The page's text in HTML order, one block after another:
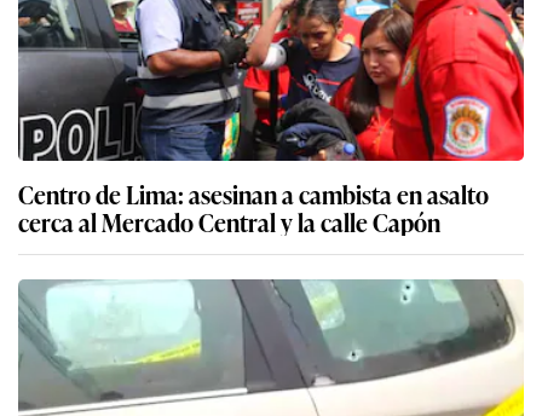
Centro de Lima: asesinan a cambista en asalto
cerca al Mercado Central y la calle Capón